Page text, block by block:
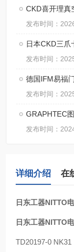
CKD喜开理真
发布时间：
日本CKD三爪
发布时间：
德国IFM易福
发布时间：
GRAPHTEC
发布时间：
详细介绍 在
日东工器NITTO
日东工器NITTO
TD20197-0 NK31